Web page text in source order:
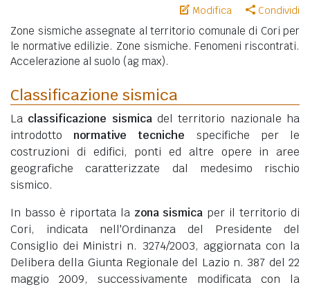
Modifica Condividi
Zone sismiche assegnate al territorio comunale di Cori per
le normative edilizie. Zone sismiche. Fenomeni riscontrati.
Accelerazione al suolo (ag max).
Classificazione sismica
La classificazione sismicadel territorio nazionale ha
introdotto normative tecniche specifiche per le
costruzioni di edifici, ponti ed altre opere in aree
geografiche caratterizzate dal medesimo rischio
sismico.
In basso è riportata la zona sismica per il territorio di
Cori, indicata nell'Ordinanza del Presidente del
Consiglio dei Ministri n. 3274/2003, aggiornata con la
Delibera della Giunta Regionale del Lazio n. 387 del 22
maggio 2009, successivamente modificata con la